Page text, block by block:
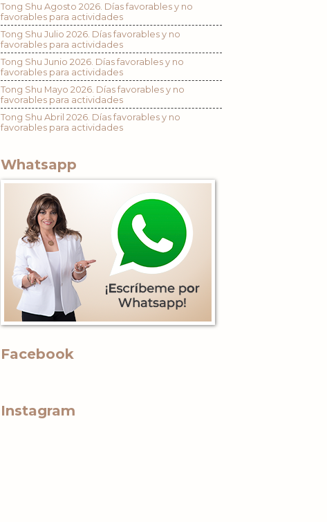
Tong Shu Agosto 2026. Días favorables y no
favorables para actividades
Tong Shu Julio 2026. Días favorables y no
favorables para actividades
Tong Shu Junio 2026. Días favorables y no
favorables para actividades
Tong Shu Mayo 2026. Días favorables y no
favorables para actividades
Tong Shu Abril 2026. Días favorables y no
favorables para actividades
Whatsapp
Facebook
Instagram